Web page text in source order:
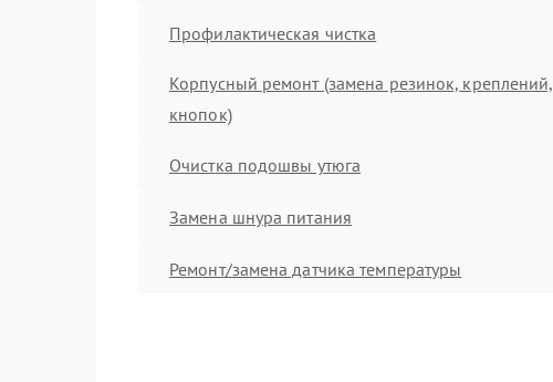
Профилактическая чистка
Корпусный ремонт (замена резинок, креплений,
кнопок)
Очистка подошвы утюга
Замена шнура питания
Ремонт/замена датчика температуры